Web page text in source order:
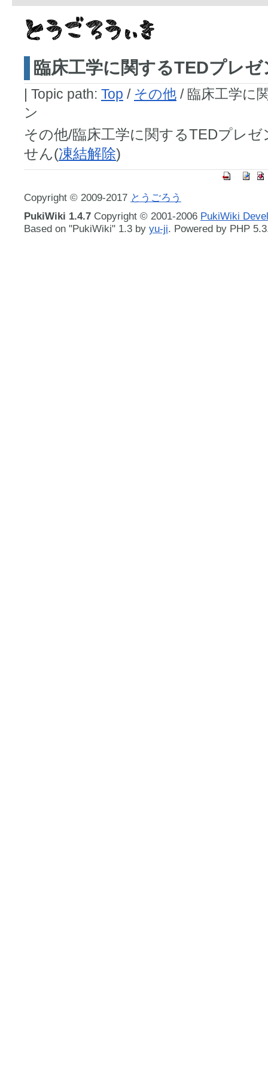
臨床工学に関するTEDプレ
| Topic path: Top / その他 / 臨床工学に
ン
その他/臨床工学に関するTEDプレ
せん(凍結解除)
Copyright © 2009-2017 とうごろう
PukiWiki 1.4.7 Copyright © 2001-2006 PukiWiki
Based on "PukiWiki" 1.3 by yu-ji. Powered by PHP